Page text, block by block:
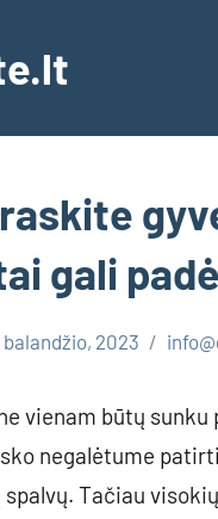
gali
balandžio, 2023
vienam būtų
negalėtume
Tačiau